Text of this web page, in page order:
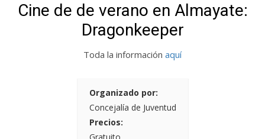
Cine de de verano en Almayate:
Dragonkeeper
Toda la información aquí
Organizado por:
Concejalía de Juventud
Precios: